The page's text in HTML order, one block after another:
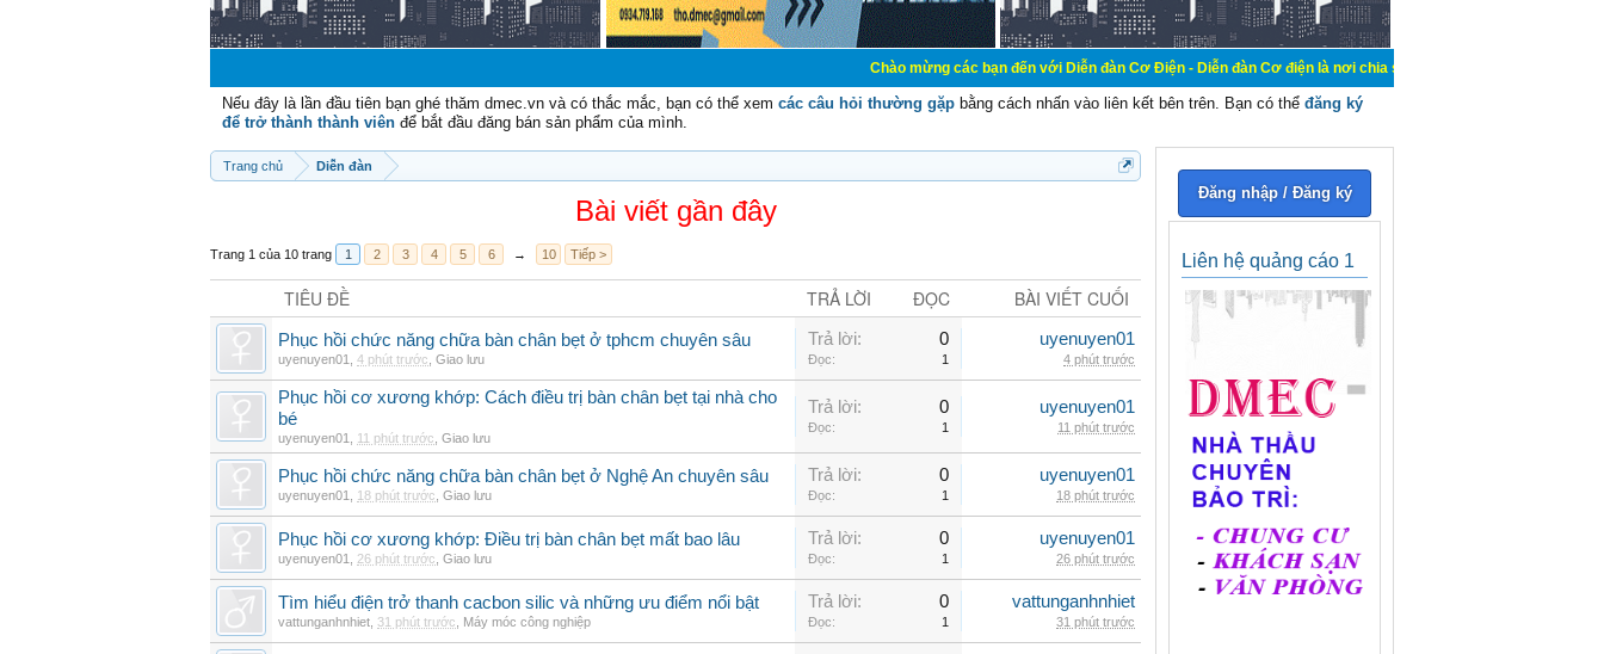
Chào mừng các bạn đến với Diễn đàn Cơ Điện - Diễn đàn Cơ điện là nơi chia sẽ kiến thức kinh nghiệm trong lãnh
Nếu đây là lần đầu tiên bạn ghé thăm dmec.vn và có thắc mắc, bạn có thể xem các câu hỏi thường gặp bằng cách nhấn vào liên kết bên trên. Bạn có thể đăng ký
để trở thành thành viên để bắt đầu đăng bán sản phẩm của mình.
Trang chủ Diễn đàn
Bài viết gần đây
Trang 1 của 10 trang 1 2 3 4 5 6 → 10 Tiếp >
TIÊU ĐỀ TRẢ LỜI ĐỌC BÀI VIẾT CUỐI
Phục hồi chức năng chữa bàn chân bẹt ở tphcm chuyên sâu
uyenuyen01 4 phút trước Giao lưu
Trả lời: 0
Đọc: 1
uyenuyen01
4 phút trước
Phục hồi cơ xương khớp: Cách điều trị bàn chân bẹt tại nhà cho
bé
uyenuyen01 11 phút trước Giao lưu
Trả lời: 0
Đọc: 1
uyenuyen01
11 phút trước
Phục hồi chức năng chữa bàn chân bẹt ở Nghệ An chuyên sâu
uyenuyen01 18 phút trước Giao lưu
Trả lời: 0
Đọc: 1
uyenuyen01
18 phút trước
Phục hồi cơ xương khớp: Điều trị bàn chân bẹt mất bao lâu
uyenuyen01 26 phút trước Giao lưu
Trả lời: 0
Đọc: 1
uyenuyen01
26 phút trước
Tìm hiểu điện trở thanh cacbon silic và những ưu điểm nổi bật
vattunganhnhiet 31 phút trước Máy móc công nghiệp
Trả lời: 0
Đọc: 1
vattunganhnhiet
31 phút trước
Đăng nhập / Đăng ký
Liên hệ quảng cáo 1